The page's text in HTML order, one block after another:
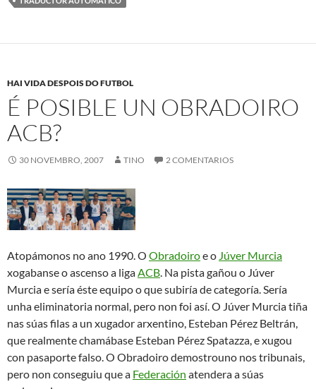
que a Sala Novena do Tribunal Superior de Xustiza de Madrid
Obradoiro non fora reincorporado a mesma. Podería parecer
sabían que non poderían pagar, e unha auditoria das súas
contas. Non superou as condicions de acceso, pero seguiu
peleando. O Obradoiro non estaba dacordo. Quería pagar o
canon de 1990: uns 630.000 euros. Por ese motivo, decidiu
plantexar un recurso de casación.
seu nome cambiou
pouco,Optica Val
Obradoiro.
O final da súa luita por un lugar na liga ACB está cerca. A
recente sentencia do Tribunal Supremoobriga a ACB a que
readmitao conxunto de santiago para a próxima tempada
baixo as condicionsde 1990.